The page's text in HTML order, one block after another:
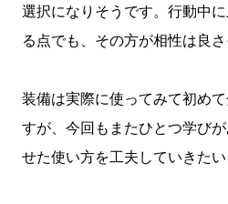
選択になりそうです。行動中
る点でも、その方が相性は良さ
装備は実際に使ってみて初め
すが、今回もまたひとつ学び
せた使い方を工夫していきたい